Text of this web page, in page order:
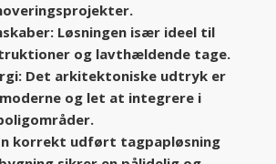
Løsningen især ideel til
og lavthældende tage.
Det arkitektoniske udtryk er
og let at integrere i
korrekt udført tagpapløsning